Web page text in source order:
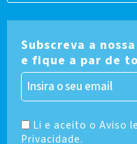
Subscreva a
e fique a par de
Li e aceito o Aviso
Privacidade.